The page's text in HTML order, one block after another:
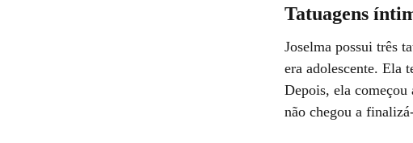
Tatuagens
Joselma possui três
era adolescente. Ela
Depois, ela começou
não chegou a